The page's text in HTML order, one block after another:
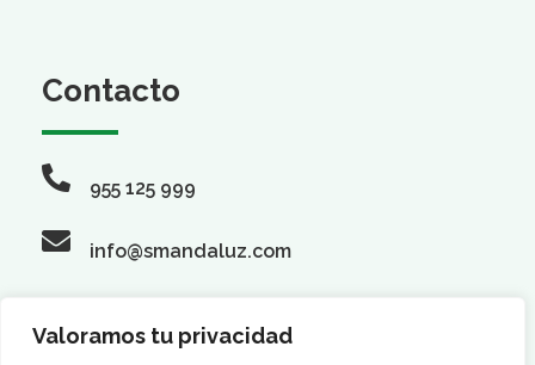
Valoramos tu privacidad
Contacto
955 125 999
info@smandaluz.com